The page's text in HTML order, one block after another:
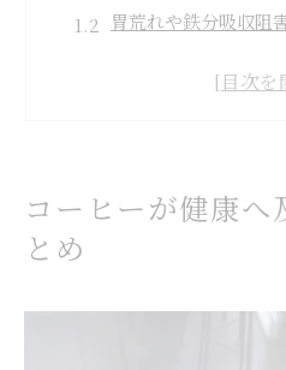
胃荒れや鉄分吸収阻
コーヒーを控えた方
コーヒーを安全に楽
貧血予防に役立つコ
カフェイン依存を
コーヒーが健康へ
とめ